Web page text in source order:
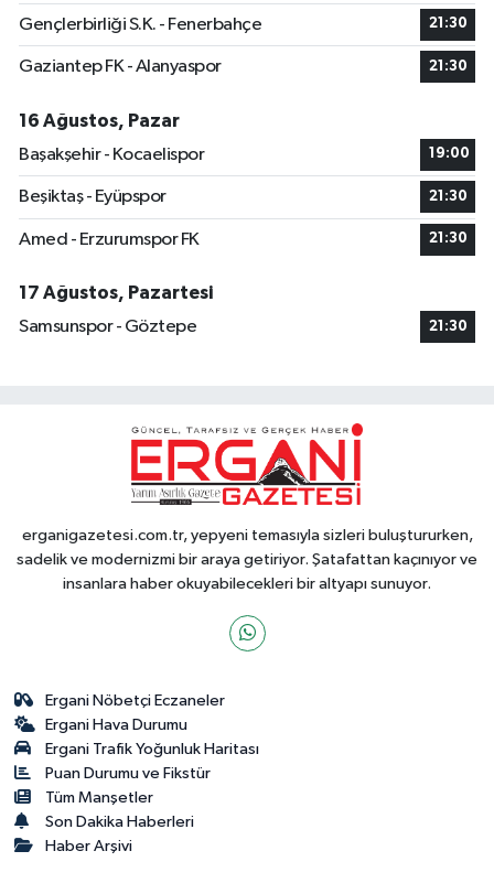
Gençlerbirliği S.K. - Fenerbahçe 21:30
Gaziantep FK - Alanyaspor 21:30
16 Ağustos, Pazar
Başakşehir - Kocaelispor
19:00
Beşiktaş - Eyüpspor 21:30
Amed - Erzurumspor FK 21:30
17 Ağustos, Pazartesi
Samsunspor - Göztepe
21:30
erganigazetesi.com.tr, yepyeni temasıyla sizleri buluştururken,
sadelik ve modernizmi bir araya getiriyor. Şatafattan kaçınıyor ve
insanlara haber okuyabilecekleri bir altyapı sunuyor.
Ergani Nöbetçi Eczaneler
Ergani Hava Durumu
Ergani Trafik Yoğunluk Haritası
Puan Durumu ve Fikstür
Tüm Manşetler
Son Dakika Haberleri
Haber Arşivi